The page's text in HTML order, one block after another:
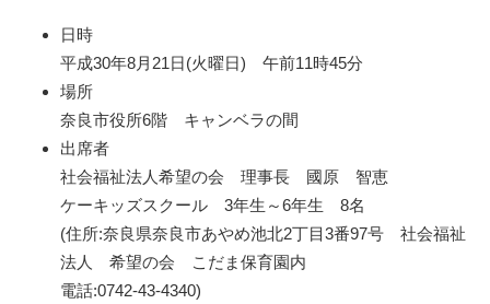
日時
平成30年8月21日(火曜日) 午前11時45分
場所
奈良市役所6階 キャンベラの間
出席者
社会福祉法人希望の会 理事長 國原 智恵
ケーキッズスクール 3年生～6年生 8名
(住所:奈良県奈良市あやめ池北2丁目3番97号 社会福祉
法人 希望の会 こだま保育園内
電話:0742-43-4340)